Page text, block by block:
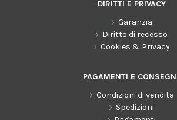
DIRITTI E PRIVACY
Garanzia
Diritto di recesso
Cookies & Privacy
PAGAMENTI E
Condizioni di vendita
Spedizioni